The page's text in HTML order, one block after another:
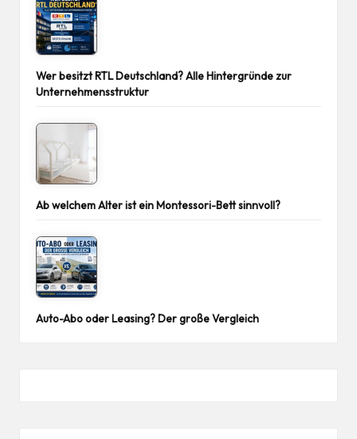
Wer besitzt RTL Deutschland? Alle Hintergründe zur
Unternehmensstruktur
Ab welchem Alter ist ein Montessori-Bett sinnvoll?
Auto-Abo oder Leasing? Der große Vergleich